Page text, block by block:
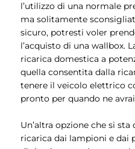
l’utilizzo di una normale
ma solitamente
sicuro, potresti voler
l’acquisto di una wallbox.
ricarica domestica a
quella consentita dalla
tenere il veicolo elettrico
pronto per quando ne
Un’altra opzione che si
ricarica dai lampioni e dai